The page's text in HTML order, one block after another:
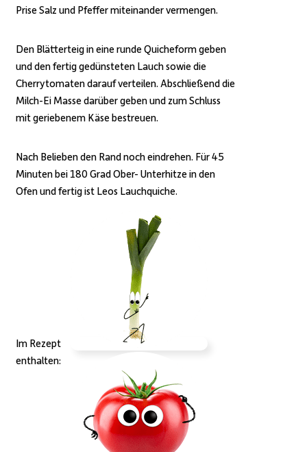
Prise Salz und Pfeffer miteinander vermengen.
Den Blätterteig in eine runde Quicheform geben
und den fertig gedünsteten Lauch sowie die
Cherrytomaten darauf verteilen. Abschließend die
Milch-Ei Masse darüber geben und zum Schluss
mit geriebenem Käse bestreuen.
Nach Belieben den Rand noch eindrehen. Für 45
Minuten bei 180 Grad Ober- Unterhitze in den
Ofen und fertig ist Leos Lauchquiche.
Im Rezept
enthalten: